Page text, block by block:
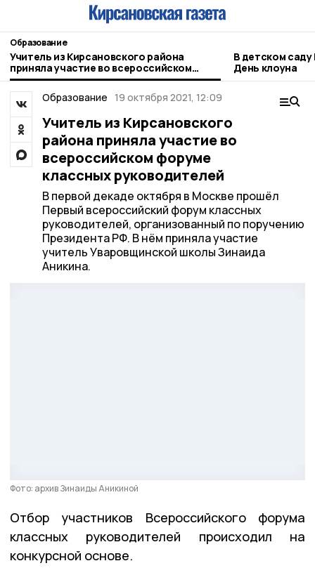
Образование
Учитель из Кирсановского района
приняла участие во всероссийском
форуме классных руководителей
В детском
День клоуна
Образование 19 октября 2021, 12:09
Учитель из Кирсановского
района приняла участие во
всероссийском форуме
классных руководителей
В первой декаде октября в Москве прошёл
Первый всероссийский форум классных
руководителей, организованный по поручению
Президента РФ. В нём приняла участие
учитель Уваровщинской школы Зинаида
Аникина.
Фото: архив Зинаиды Аникиной
Отбор участников Всероссийского форума
классных руководителей происходил на
конкурсной основе.